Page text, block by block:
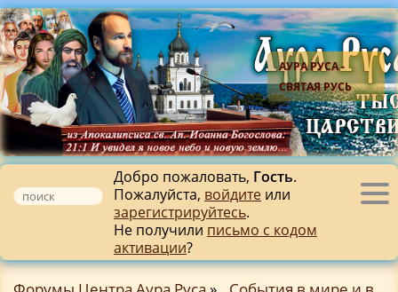
АУРА РУСА -
СВЯТАЯ РУСЬ
Добро пожаловать, Гость.
Пожалуйста, войдите или
зарегистрируйтесь.
Не получили письмо с кодом
активации?